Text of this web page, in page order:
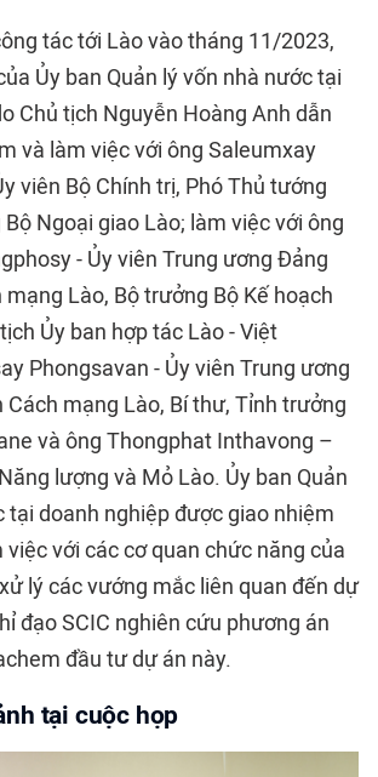
tác tới Lào vào tháng 11/2023,
Ủy ban Quản lý vốn nhà nước tại
Chủ tịch Nguyễn Hoàng Anh dẫn
và làm việc với ông Saleumxay
viên Bộ Chính trị, Phó Thủ tướng
Ngoại giao Lào; làm việc với ông
- Ủy viên Trung ương Đảng
mạng Lào, Bộ trưởng Bộ Kế hoạch
Ủy ban hợp tác Lào - Việt
Phongsavan - Ủy viên Trung ương
mạng Lào, Bí thư, Tỉnh trưởng
và ông Thongphat Inthavong –
lượng và Mỏ Lào. Ủy ban Quản
tại doanh nghiệp được giao nhiệm
với các cơ quan chức năng của
lý các vướng mắc liên quan đến dự
đạo SCIC nghiên cứu phương án
đầu tư dự án này.
tại cuộc họp